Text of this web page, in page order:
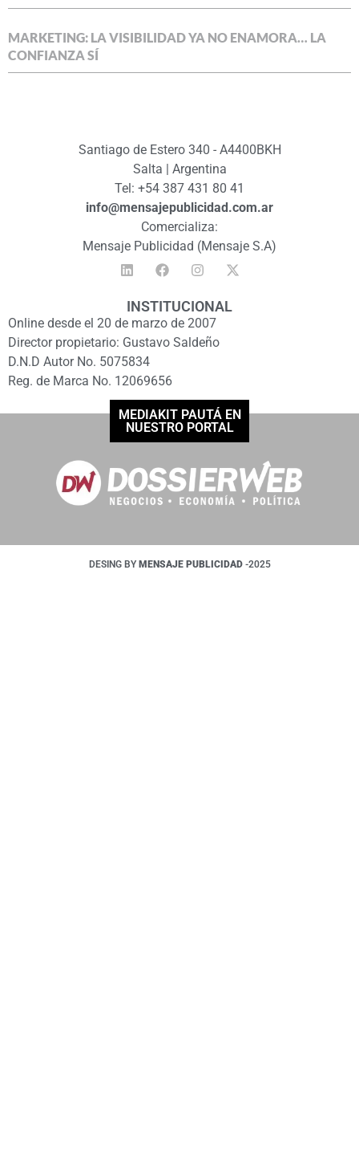
MARKETING: LA VISIBILIDAD YA NO ENAMORA… LA
CONFIANZA SÍ
Santiago de Estero 340 - A4400BKH
Salta | Argentina
Tel: +54 387 431 80 41
info@mensajepublicidad.com.ar
Comercializa:
Mensaje Publicidad (Mensaje S.A)
INSTITUCIONAL
Online desde el 20 de marzo de 2007
Director propietario: Gustavo Saldeño
D.N.D Autor No. 5075834
Reg. de Marca No. 12069656
MEDIAKIT PAUTÁ EN
NUESTRO PORTAL
DESING BY MENSAJE PUBLICIDAD -2025